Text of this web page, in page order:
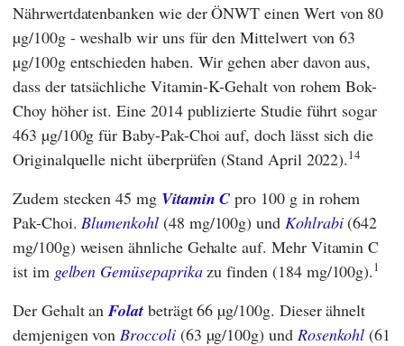
Nährwertdatenbanken wie derÖNWT einen Wert von 80
µg/100g - weshalb wir uns für den Mittelwert von 63
µg/100g entschieden haben. Wir gehen aber davon aus,
dass der tatsächliche Vitamin-K-Gehalt von rohem Bok-
Choy höher ist. Eine 2014 publizierte Studie führt sogar
463 µg/100g für Baby-Pak-Choi auf, doch lässt sich die
Originalquelle nicht überprüfen (Stand April 2022).14
Zudem stecken 45 mg Vitamin C pro 100 g in rohem
Pak-Choi. Blumenkohl(48 mg/100g) und Kohlrabi(642
mg/100g) weisen ähnliche Gehalte auf. Mehr Vitamin C
ist im gelben Gemüsepaprikazu finden (184 mg/100g).1
Der Gehalt an Folatbeträgt 66 µg/100g. Dieser ähnelt
demjenigen von Broccoli(63 µg/100g) und Rosenkohl (61